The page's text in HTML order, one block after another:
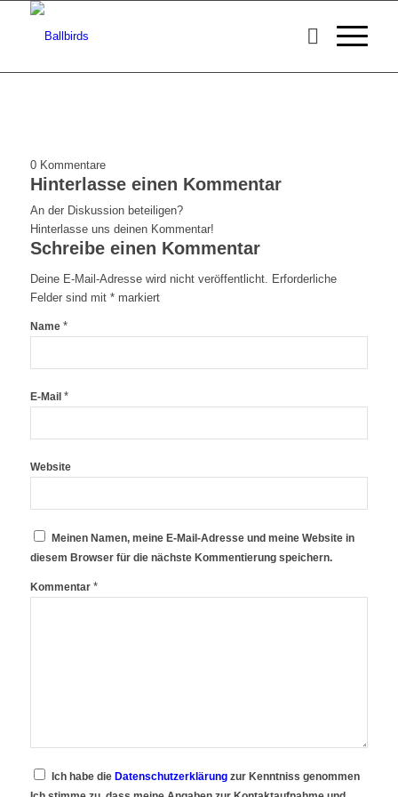
0 Kommentare
Hinterlasse einen Kommentar
An der Diskussion beteiligen?
Hinterlasse uns deinen Kommentar!
Schreibe einen Kommentar
Deine E-Mail-Adresse wird nicht veröffentlicht. Erforderliche
Felder sind mit *markiert
Name *
E-Mail *
Website
Meinen Namen, meine E-Mail-Adresse und meine Website in
diesem Browser für die nächste Kommentierung speichern.
Kommentar *
Ich habe die Datenschutzerklärungzur Kenntniss genommen